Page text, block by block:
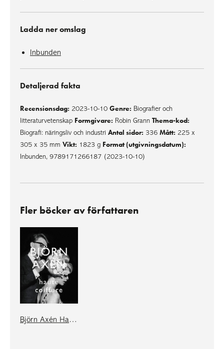
Ladda ner omslag
Inbunden
Detaljerad fakta
Recensionsdag: 2023-10-10 Genre: Biografier och
litteraturvetenskap Formgivare: Robin Grann Thema-kod:
Biografi: näringsliv och industri Antal sidor: 336 Mått: 225 x
305 x 35 mm Vikt: 1823 g Format (utgivningsdatum):
Inbunden, 9789171266187 (2023-10-10)
Fler böcker av författaren
Björn Axén Haute Coiffure